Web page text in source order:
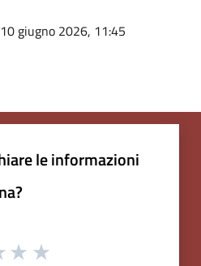
giugno 2026, 11:45
le informazioni